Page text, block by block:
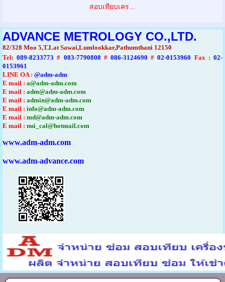
สอบเทียบเคร...
ADVANCE METROLOGY CO.,LTD.
82/328 Moo 5,T.Lat Sawai,Lumlookkar,Pathumthani 12150
Tel: 089-8233773 # 083-7790808 #086-3124690 #02-0153960 Fax :02-
0153961
LINE OA : @adm-adm
E mail : a@adm-adm.com
E mail : adm@adm-adm.com
E mail : admin@adm-adm.com
E mail : info@adm-adm.com
E mail : md@adm-adm.com
E mail : nui_cal@hotmail.com
www.adm-adm.com
www.adm-advance.com